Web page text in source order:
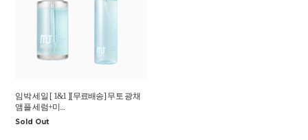
임박 세일 [ 1&1 ][무료배송] 무토 광채
앰플 세럼+미...
Sold Out